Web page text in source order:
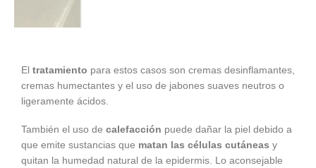
El tratamiento para estos casos son cremas desinflamantes,
cremas humectantes y el uso de jabones suaves neutros o
ligeramente ácidos.
También el uso de calefacción puede dañar la piel debido a
que emite sustancias que matan las células cutáneas y
quitan la humedad natural de la epidermis. Lo aconsejable